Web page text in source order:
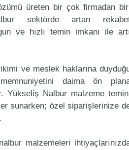
üreten bir çok firmadan
sektörde artan
ve hızlı temin imkanı ile
ve meslek haklarına
daima ön
Yükseliş Nalbur malzeme
sunarken; özel siparişlerinize
malzemeleri